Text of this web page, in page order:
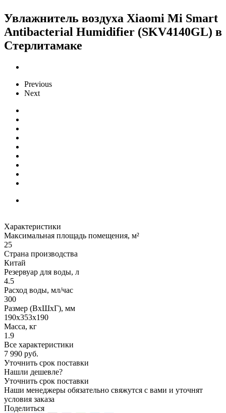
Увлажнитель воздуха Xiaomi Mi Smart
Antibacterial Humidifier (SKV4140GL) в
Стерлитамаке
Previous
Next
Характеристики
Максимальная площадь помещения, м²
25
Страна производства
Китай
Резервуар для воды, л
4.5
Расход воды, мл/час
300
Размер (ВxШxГ), мм
190х353х190
Масса, кг
1.9
Все характеристики
7 990 руб.
Уточнить срок поставки
Нашли дешевле?
Уточнить срок поставки
Наши менеджеры обязательно свяжутся с вами и уточнят
условия заказа
Поделиться